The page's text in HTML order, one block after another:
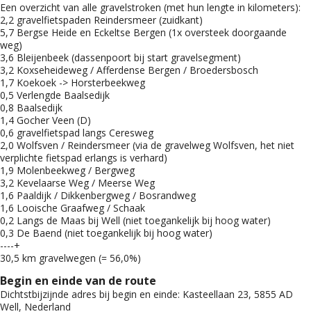
Een overzicht van alle gravelstroken (met hun lengte in kilometers):
2,2 gravelfietspaden Reindersmeer (zuidkant)
5,7 Bergse Heide en Eckeltse Bergen (1x oversteek doorgaande
weg)
3,6 Bleijenbeek (dassenpoort bij start gravelsegment)
3,2 Koxseheideweg / Afferdense Bergen / Broedersbosch
1,7 Koekoek -> Horsterbeekweg
0,5 Verlengde Baalsedijk
0,8 Baalsedijk
1,4 Gocher Veen (D)
0,6 gravelfietspad langs Ceresweg
2,0 Wolfsven / Reindersmeer (via de gravelweg Wolfsven, het niet
verplichte fietspad erlangs is verhard)
1,9 Molenbeekweg / Bergweg
3,2 Kevelaarse Weg / Meerse Weg
1,6 Paaldijk / Dikkenbergweg / Bosrandweg
1,6 Looische Graafweg / Schaak
0,2 Langs de Maas bij Well (niet toegankelijk bij hoog water)
0,3 De Baend (niet toegankelijk bij hoog water)
----+
30,5 km gravelwegen (= 56,0%)
Begin en einde van de route
Dichtstbijzijnde adres bij begin en einde: Kasteellaan 23, 5855 AD
Well, Nederland